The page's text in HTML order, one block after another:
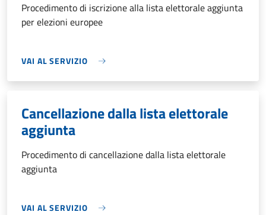
Procedimento di iscrizione alla lista elettorale aggiunta
per elezioni europee
VAI AL SERVIZIO
Cancellazione dalla lista elettorale
aggiunta
Procedimento di cancellazione dalla lista elettorale
aggiunta
VAI AL SERVIZIO